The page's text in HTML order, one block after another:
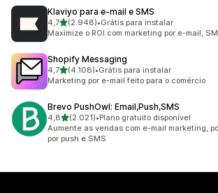
Klaviyo para e‑mail e SMS
4,7de 5 estrelas
(2.948)
2948 avaliações ao todo
•Grátis para instalar
Maximize o ROI com marketing por e-mail,
Shopify Messaging
4,7de 5 estrelas
(4.108)
4108 avaliações ao todo
•Grátis para instalar
Marketing por e-mail feito para o comércio
Brevo PushOwl: Email,Push,SMS
4,8de 5 estrelas
(2.021)
2021 avaliações ao todo
•Plano gratuito disponível
Aumente as vendas com e-mail marketing,
por push e SMS